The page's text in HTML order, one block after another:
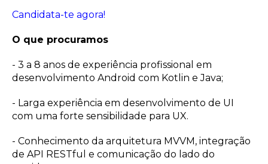
Candidata-te agora!
O que procuramos
- 3 a 8 anos de experiência profissional em
desenvolvimento Android com Kotlin e Java;
- Larga experiência em desenvolvimento de UI
com uma forte sensibilidade para UX.
- Conhecimento da arquitetura MVVM, integração
de API RESTful e comunicação do lado do